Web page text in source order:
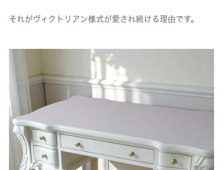
それがヴィクトリアン様式が愛され続ける理由です。